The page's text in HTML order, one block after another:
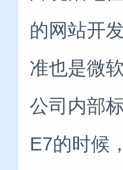
的网站开
准也是微
公司内部
E7的时候